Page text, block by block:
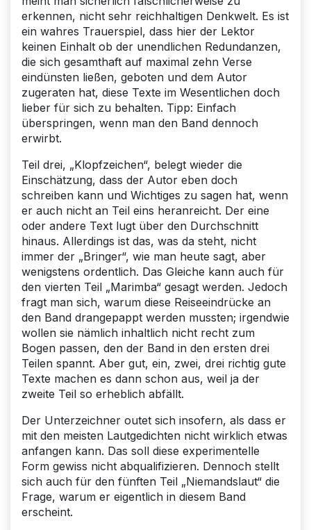
erkennen, nicht sehr reichhaltigen Denkwelt. Es ist
ein wahres Trauerspiel, dass hier der Lektor
keinen Einhalt ob der unendlichen Redundanzen,
die sich gesamthaft auf maximal zehn Verse
eindünsten ließen, geboten und dem Autor
zugeraten hat, diese Texte im Wesentlichen doch
lieber für sich zu behalten. Tipp: Einfach
überspringen, wenn man den Band dennoch
erwirbt.
Teil drei, „Klopfzeichen“, belegt wieder die
Einschätzung, dass der Autor eben doch
schreiben kann und Wichtiges zu sagen hat, wenn
er auch nicht an Teil eins heranreicht. Der eine
oder andere Text lugt über den Durchschnitt
hinaus. Allerdings ist das, was da steht, nicht
immer der „Bringer“, wie man heute sagt, aber
wenigstens ordentlich. Das Gleiche kann auch für
den vierten Teil „Marimba“ gesagt werden. Jedoch
fragt man sich, warum diese Reiseeindrücke an
den Band drangepappt werden mussten; irgendwie
wollen sie nämlich inhaltlich nicht recht zum
Bogen passen, den der Band in den ersten drei
Teilen spannt. Aber gut, ein, zwei, drei richtig gute
Texte machen es dann schon aus, weil ja der
zweite Teil so erheblich abfällt.
Der Unterzeichner outet sich insofern, als dass er
mit den meisten Lautgedichten nicht wirklich etwas
anfangen kann. Das soll diese experimentelle
Form gewiss nicht abqualifizieren. Dennoch stellt
sich auch für den fünften Teil „Niemandslaut“ die
Frage, warum er eigentlich in diesem Band
erscheint.